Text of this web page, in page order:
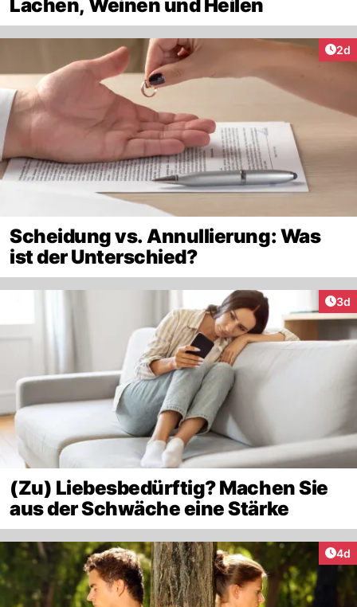
Lachen, Weinen und Heilen
2d
Scheidung vs. Annullierung: Was
ist der Unterschied?
3d
(Zu) Liebesbedürftig? Machen Sie
aus der Schwäche eine Stärke
4d